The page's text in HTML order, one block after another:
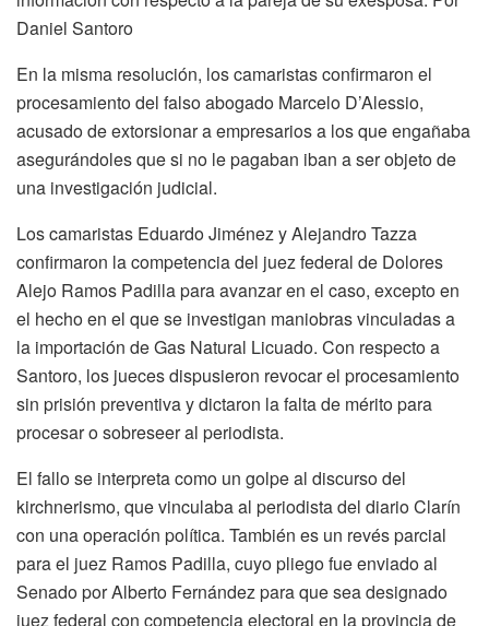
Daniel Santoro
En la misma resolución, los camaristas confirmaron el
procesamiento del falso abogado Marcelo D’Alessio,
acusado de extorsionar a empresarios a los que engañaba
asegurándoles que si no le pagaban iban a ser objeto de
una investigación judicial.
Los camaristas Eduardo Jiménez y Alejandro Tazza
confirmaron la competencia del juez federal de Dolores
Alejo Ramos Padilla para avanzar en el caso, excepto en
el hecho en el que se investigan maniobras vinculadas a
la importación de Gas Natural Licuado. Con respecto a
Santoro, los jueces dispusieron revocar el procesamiento
sin prisión preventiva y dictaron la falta de mérito para
procesar o sobreseer al periodista.
El fallo se interpreta como un golpe al discurso del
kirchnerismo, que vinculaba al periodista del diario Clarín
con una operación política. También es un revés parcial
para el juez Ramos Padilla, cuyo pliego fue enviado al
Senado por Alberto Fernández para que sea designado
juez federal con competencia electoral en la provincia de